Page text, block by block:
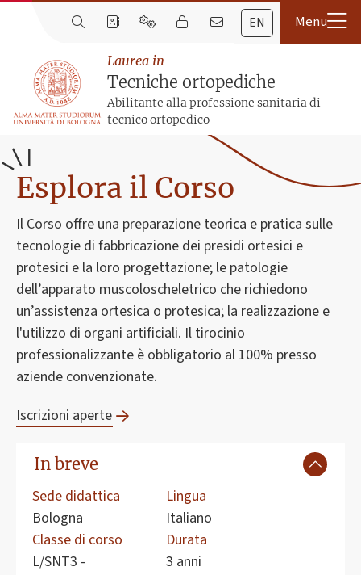
EN
Laurea in
Tecniche ortopediche
Abilitante alla professione sanitaria di
tecnico ortopedico
Esplora il Corso
Il Corso offre una preparazione teorica e pratica sulle
tecnologie di fabbricazione dei presidi ortesici e
protesici e la loro progettazione; le patologie
dell’apparato muscoloscheletrico che richiedono
un’assistenza ortesica o protesica; la realizzazione e
l'utilizzo di organi artificiali. Il tirocinio
professionalizzante è obbligatorio al 100% presso
aziende convenzionate.
Iscrizioni aperte
In breve
Sede didattica
Bologna
Lingua
Italiano
Classe di corso
L/SNT3 -
Durata
3 anni